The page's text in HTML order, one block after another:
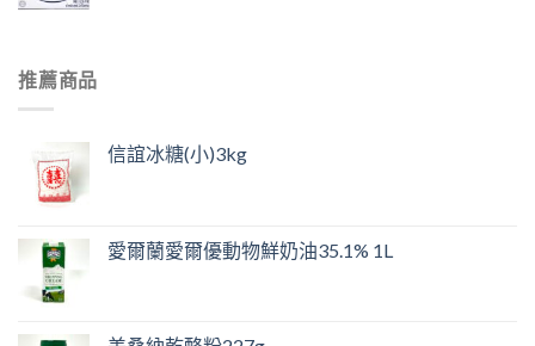
推薦商品
信誼冰糖(小)3kg
愛爾蘭愛爾優動物鮮奶油35.1% 1L